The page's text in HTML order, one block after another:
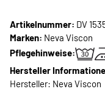
Artikelnummer: DV
Marken: Neva Viscon
Pflegehinweise:
Hersteller
Hersteller: Neva Viscon